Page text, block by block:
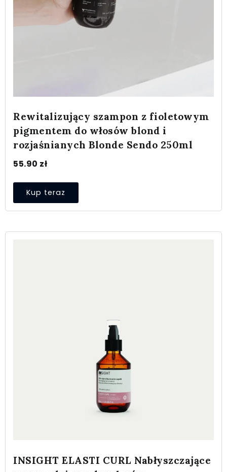
Rewitalizujący szampon z fioletowym
pigmentem do włosów blond i
rozjaśnianych Blonde Sendo 250ml
55.90 zł
Kup teraz
INSIGHT ELASTI CURL Nabłyszczające